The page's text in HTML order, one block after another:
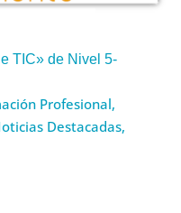
TIC» de Nivel 5-
Profesional,
Destacadas,